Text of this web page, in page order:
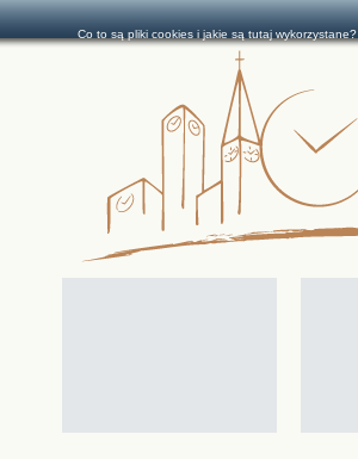
Co to są pliki cookies i jakie są tutaj wykorzystane?